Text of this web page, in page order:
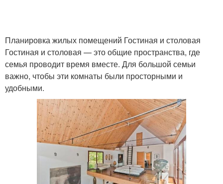
Планировка жилых помещений Гостиная и столовая
Гостиная и столовая — это общие пространства, где
семья проводит время вместе. Для большой семьи
важно, чтобы эти комнаты были просторными и
удобными.